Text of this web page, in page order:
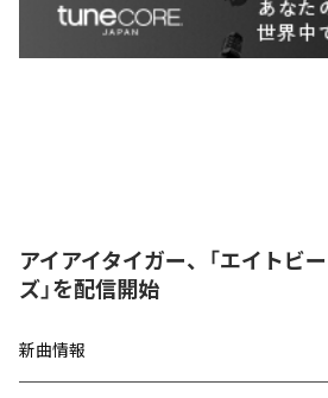
アイアイタイガー、「エイトビ
ズ」を配信開始
新曲情報